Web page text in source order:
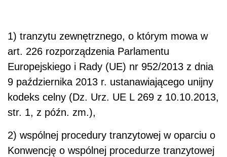
1) tranzytu zewnętrznego, o którym mowa w
art. 226 rozporządzenia Parlamentu
Europejskiego i Rady (UE) nr 952/2013 z dnia
9 października 2013 r. ustanawiającego unijny
kodeks celny (Dz. Urz. UE L 269 z 10.10.2013,
str. 1, z późn. zm.),
2) wspólnej procedury tranzytowej w oparciu o
Konwencję o wspólnej procedurze tranzytowej